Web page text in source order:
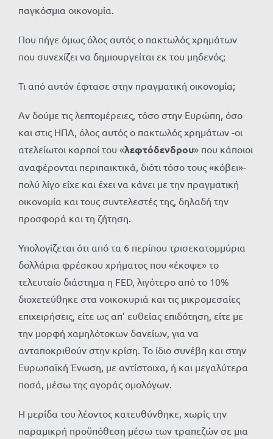
παγκόσμια οικονομία.
Που πήγε όμως όλος αυτός ο πακτωλός χρημάτων
που συνεχίζει να δημιουργείται εκ του μηδενός;
Τι από αυτόν έφτασε στην πραγματική οικονομία;
Αν δούμε τις λεπτομέρειες, τόσο στην Ευρώπη, όσο
και στις ΗΠΑ, όλος αυτός ο πακτωλός χρημάτων -οι
ατελείωτοι καρποί του «λεφτόδενδρου» που κάποιοι
αναφέρονται περιπαικτικά, διότι τόσο τους «κόβει»-
πολύ λίγο είχε και έχει να κάνει με την πραγματική
οικονομία και τους συντελεστές της, δηλαδή την
προσφορά και τη ζήτηση.
Υπολογίζεται ότι από τα 6 περίπου τρισεκατομμύρια
δολλάρια φρέσκου χρήματος που «έκοψε» το
τελευταίο διάστημα η FED, λιγότερο από το 10%
διοχετεύθηκε στα νοικοκυριά και τις μικρομεσαίες
επιχειρήσεις, είτε ως απ’ ευθείας επιδότηση, είτε με
την μορφή χαμηλότοκων δανείων, για να
ανταποκριθούν στην κρίση. Το ίδιο συνέβη και στην
Ευρωπαϊκή Ένωση, με αντίστοιχα, ή και μεγαλύτερα
ποσά, μέσω της αγοράς ομολόγων.
Η μερίδα του λέοντος κατευθύνθηκε, χωρίς την
παραμικρή προϋπόθεση μέσω των τραπεζών σε μια